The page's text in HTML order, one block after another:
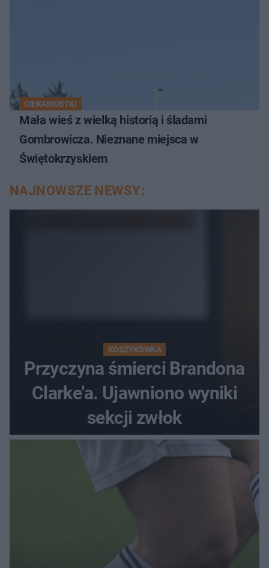
CIEKAWOSTKI
Mała wieś z wielką historią i śladami
Gombrowicza. Nieznane miejsca w
Świętokrzyskiem
NAJNOWSZE NEWSY:
KOSZYKÓWKA
Przyczyna śmierci Brandona
Clarke'a. Ujawniono wyniki
sekcji zwłok